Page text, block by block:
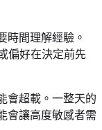
時間理解經驗。
偏好在決定前先
會超載。一整天的
會讓高度敏感者需